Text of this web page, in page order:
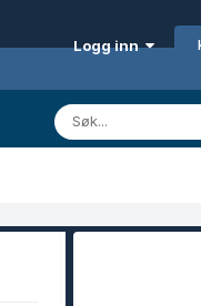
Logg inn